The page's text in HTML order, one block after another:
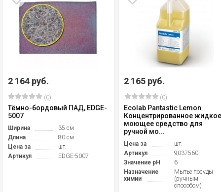
2 164 руб.
(0)
Тёмно-бордовый ПАД, EDGE-
5007
Ширина
35 см
Длина
80 см
Цена за
шт.
Артикул
EDGE-5007
2 165 руб.
(0)
Ecolab Pantastic Lemon
Концентрированное
моющее средство для
ручной мо...
Цена за
шт.
Артикул
9037560
Значение pH
6
Назначение
химии
Мытье посуды
(ручным
способом)